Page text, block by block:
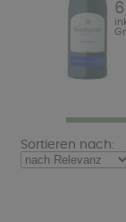
Sortieren nach: